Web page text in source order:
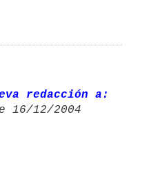
redacción a:
16/12/2004